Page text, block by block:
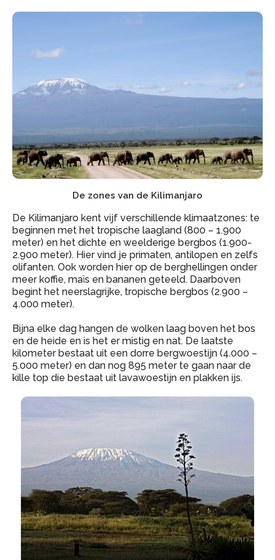
De zones van de Kilimanjaro
De Kilimanjaro kent vijf verschillende klimaatzones: te
beginnen met het tropische laagland (800 – 1.900
meter) en het dichte en weelderige bergbos (1.900-
2.900 meter). Hier vind je primaten, antilopen en zelfs
olifanten. Ook worden hier op de berghellingen onder
meer koffie, maïs en bananen geteeld. Daarboven
begint het neerslagrijke, tropische bergbos (2.900 –
4.000 meter).
Bijna elke dag hangen de wolken laag boven het bos
en de heide en is het er mistig en nat. De laatste
kilometer bestaat uit een dorre bergwoestijn (4.000 –
5.000 meter) en dan nog 895 meter te gaan naar de
kille top die bestaat uit lavawoestijn en plakken ijs.